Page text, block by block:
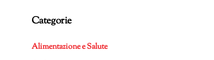
Categorie
Alimentazione e Salute